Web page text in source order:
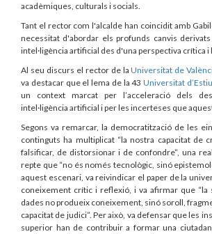
acadèmiques, culturals i socials.
Tant el rector com l'alcalde han coincidit amb
necessitat d'abordar els profunds canvis
intel·ligència artificial des d'una perspectiva crítica i
Al seu discurs el rector de laUniversitat de
va destacar que el lema de la 43Universitat
un context marcat per l’acceleració dels
intel·ligència artificial i per les incerteses que
Segons va remarcar, la democratització de les
continguts ha multiplicat “la nostra capacitat de
falsificar, de distorsionar i de confondre”, una
repte que “no és només tecnològic, sinó
aquest escenari, va reivindicar el paper de la
coneixement crític i reflexió, i va afirmar que “la
dades no produeix coneixement, sinó soroll,
capacitat de judici”. Per això, va defensar que les
superior han de contribuir a formar una